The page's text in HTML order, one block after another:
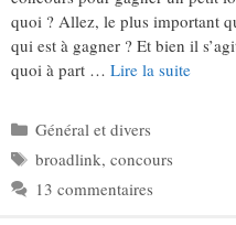
quoi ? Allez, le plus important
qui est à gagner ? Et bien il
quoi à part … Lire la suite
Catégories
Général et divers
Étiquettes
broadlink, concours
13 commentaires